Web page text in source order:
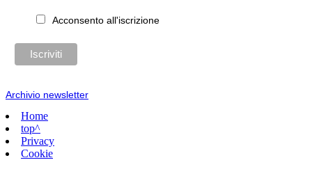
Acconsento all'iscrizione
Archivio newsletter
Home
top^
Privacy
Cookie